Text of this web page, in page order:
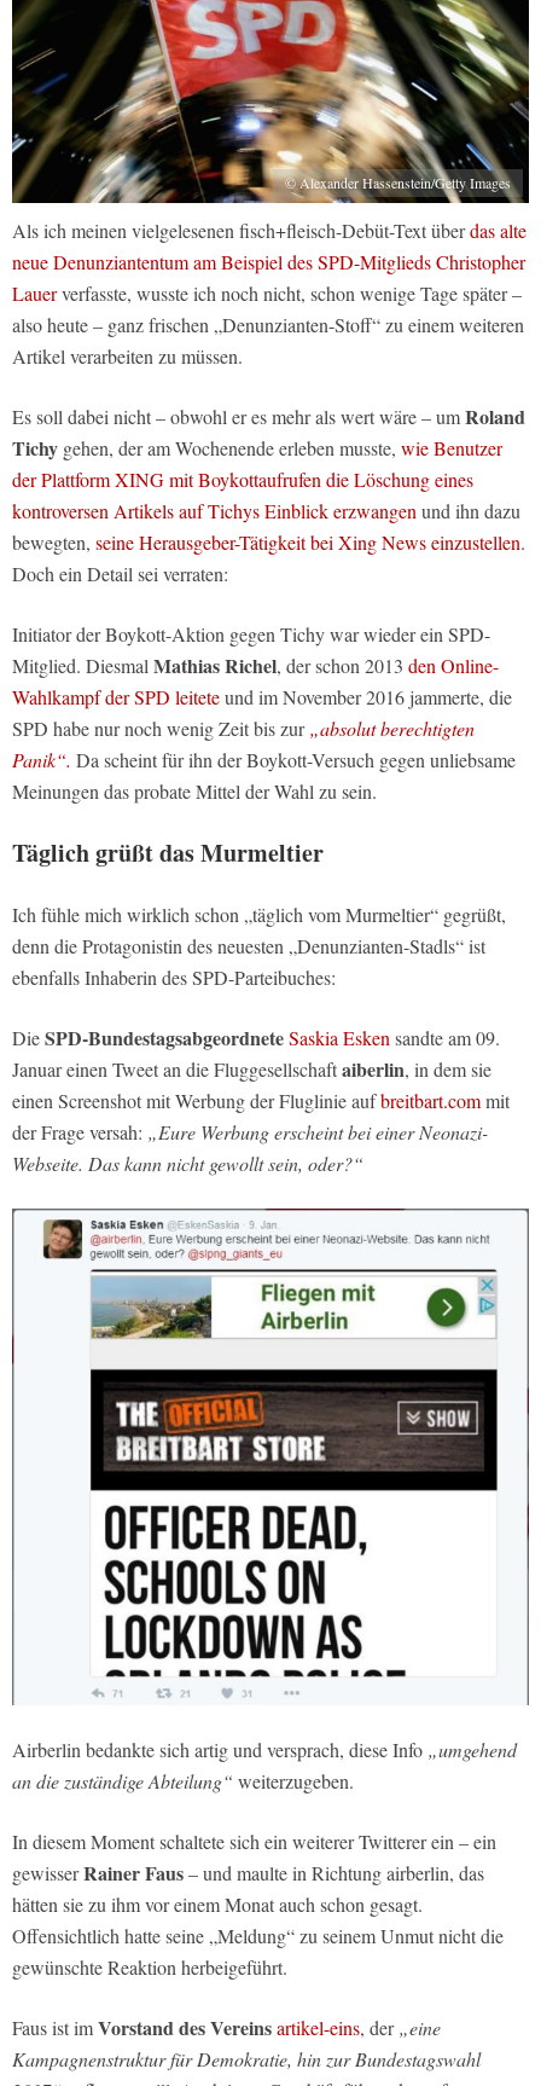
© Alexander Hassenstein/Getty Images
Als ich meinen vielgelesenen fisch+fleisch-Debüt-Text überdas alte
neue Denunziantentum am Beispiel des SPD-Mitglieds Christopher
Lauerverfasste, wusste ich noch nicht, schon wenige Tage später –
also heute – ganz frischen „Denunzianten-Stoff“ zu einem weiteren
Artikel verarbeiten zu müssen.
Es soll dabei nicht – obwohl er es mehr als wert wäre – umRoland
Tichy gehen, der am Wochenende erleben musste, wie Benutzer
der Plattform XING mit Boykottaufrufen die Löschung eines
kontroversen Artikels auf Tichys Einblick erzwangen und ihn dazu
bewegten, seine Herausgeber-Tätigkeit bei Xing News einzustellen.
Doch ein Detail sei verraten:
Initiator der Boykott-Aktion gegen Tichy war wieder ein SPD-
Mitglied. Diesmal Mathias Richel, der schon 2013 den Online-
Wahlkampf der SPD leiteteund im November 2016 jammerte, die
SPD habe nur noch wenig Zeit bis zur„absolut berechtigten
Panik“. Da scheint für ihn der Boykott-Versuch gegen unliebsame
Meinungen das probate Mittel der Wahl zu sein.
Täglich grüßt das Murmeltier
Ich fühle mich wirklich schon „täglich vom Murmeltier“ gegrüßt,
denn die Protagonistin des neuesten „Denunzianten-Stadls“ ist
ebenfalls Inhaberin des SPD-Parteibuches:
DieSPD-BundestagsabgeordneteSaskia Esken sandte am 09.
Januar einen Tweet an die Fluggesellschaftaiberlin, in dem sie
einen Screenshot mit Werbung der Fluglinie aufbreitbart.commit
der Frage versah: „Eure Werbung erscheint bei einer Neonazi-
Webseite. Das kann nicht gewollt sein, oder?“
Airberlin bedankte sich artig und versprach, diese Info „umgehend
an die zuständige Abteilung“ weiterzugeben.
In diesem Moment schaltete sich ein weiterer Twitterer ein – ein
gewisserRainer Faus– und maulte in Richtung airberlin, das
hätten sie zu ihm vor einem Monat auch schon gesagt.
Offensichtlich hatte seine „Meldung“ zu seinem Unmut nicht die
gewünschte Reaktion herbeigeführt.
Faus ist imVorstand des Vereinsartikel-eins, der„eine
Kampagnenstruktur für Demokratie, hin zur Bundestagswahl